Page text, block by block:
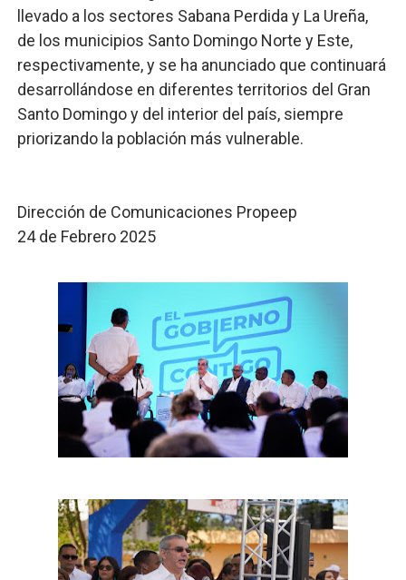
llevado a los sectores Sabana Perdida y La Ureña,
de los municipios Santo Domingo Norte y Este,
respectivamente, y se ha anunciado que continuará
desarrollándose en diferentes territorios del Gran
Santo Domingo y del interior del país, siempre
priorizando la población más vulnerable.
Dirección de Comunicaciones Propeep
24 de Febrero 2025